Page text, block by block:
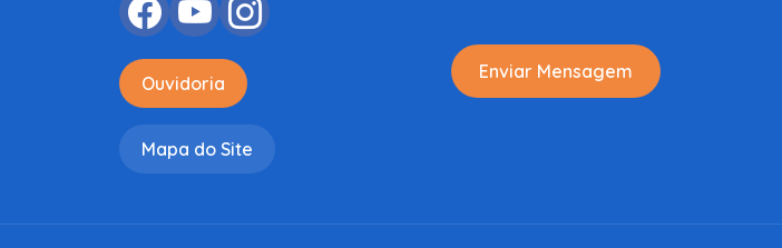
Ouvidoria
Mapa do Site
Enviar Mensagem